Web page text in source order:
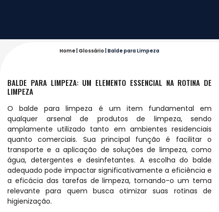
Home Glossário Balde para Limpeza
BALDE PARA LIMPEZA: UM ELEMENTO ESSENCIAL NA ROTINA DE
LIMPEZA
O balde para limpeza é um item fundamental em
qualquer arsenal de produtos de limpeza, sendo
amplamente utilizado tanto em ambientes residenciais
quanto comerciais. Sua principal função é facilitar o
transporte e a aplicação de soluções de limpeza, como
água, detergentes e desinfetantes. A escolha do balde
adequado pode impactar significativamente a eficiência e
a eficácia das tarefas de limpeza, tornando-o um tema
relevante para quem busca otimizar suas rotinas de
higienização.